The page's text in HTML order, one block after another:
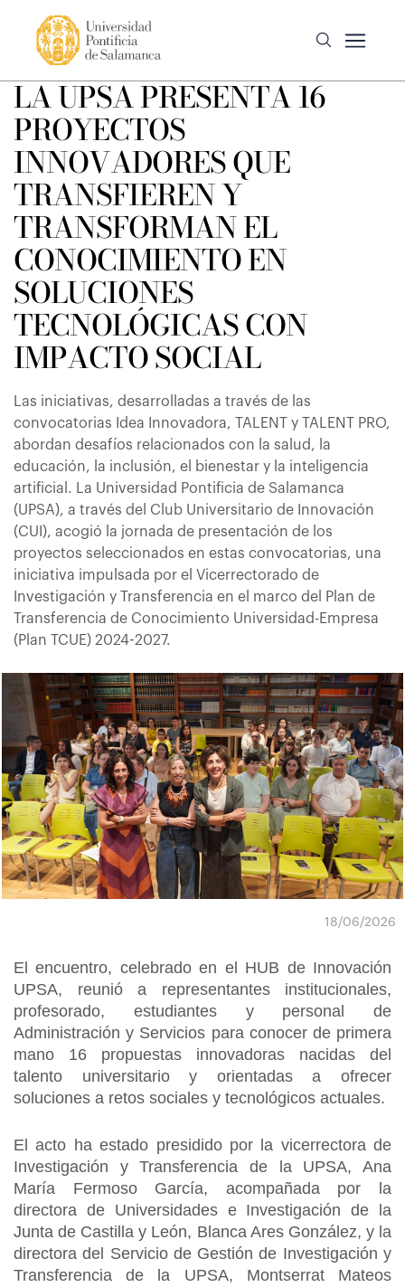
LA UPSA PRESENTA 16
PROYECTOS
INNOVADORES QUE
TRANSFIEREN Y
TRANSFORMAN EL
CONOCIMIENTO EN
SOLUCIONES
TECNOLÓGICAS CON
IMPACTO SOCIAL
Las iniciativas, desarrolladas a través de las
convocatorias Idea Innovadora, TALENT y TALENT PRO,
abordan desafíos relacionados con la salud, la
educación, la inclusión, el bienestar y la inteligencia
artificial. La Universidad Pontificia de Salamanca
(UPSA), a través del Club Universitario de Innovación
(CUI), acogió la jornada de presentación de los
proyectos seleccionados en estas convocatorias, una
iniciativa impulsada por el Vicerrectorado de
Investigación y Transferencia en el marco del Plan de
Transferencia de Conocimiento Universidad-Empresa
(Plan TCUE) 2024-2027.
18/06/2026
El encuentro, celebrado en el HUB de Innovación
UPSA, reunió a representantes institucionales,
profesorado, estudiantes y personal de
Administración y Servicios para conocer de primera
mano 16 propuestas innovadoras nacidas del
talento universitario y orientadas a ofrecer
soluciones a retos sociales y tecnológicos actuales.
El acto ha estado presidido por la vicerrectora de
Investigación y Transferencia de la UPSA, Ana
María Fermoso García, acompañada por la
directora de Universidades e Investigación de la
Junta de Castilla y León, Blanca Ares González, y la
directora del Servicio de Gestión de Investigación y
Transferencia de la UPSA, Montserrat Mateos